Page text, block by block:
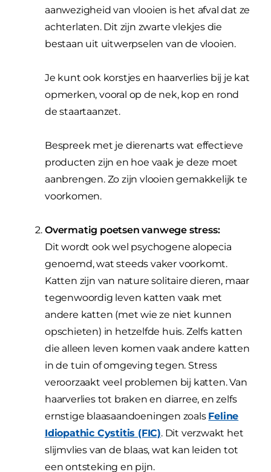
aanwezigheid van vlooien is het afval dat ze
achterlaten. Dit zijn zwarte vlekjes die
bestaan uit uitwerpselen van de vlooien.
Je kunt ook korstjes en haarverlies bij je kat
opmerken, vooral op de nek, kop en rond
de staartaanzet.
Bespreek met je dierenarts wat effectieve
producten zijn en hoe vaak je deze moet
aanbrengen. Zo zijn vlooien gemakkelijk te
voorkomen.
Overmatig poetsen vanwege stress:
Dit wordt ook wel psychogene alopecia
genoemd, wat steeds vaker voorkomt.
Katten zijn van nature solitaire dieren, maar
tegenwoordig leven katten vaak met
andere katten (met wie ze niet kunnen
opschieten) in hetzelfde huis. Zelfs katten
die alleen leven komen vaak andere katten
in de tuin of omgeving tegen. Stress
veroorzaakt veel problemen bij katten. Van
haarverlies tot braken en diarree, en zelfs
ernstige blaasaandoeningen zoals Feline
Idiopathic Cystitis (FIC). Dit verzwakt het
slijmvlies van de blaas, wat kan leiden tot
een ontsteking en pijn.